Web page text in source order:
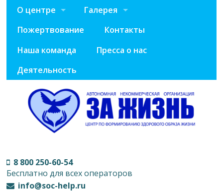
О центре
Галерея
Пожертвование
Контакты
Наша команда
Пресса о нас
Деятельность
8 800 250-60-54
Бесплатно для всех операторов
info@soc-help.ru